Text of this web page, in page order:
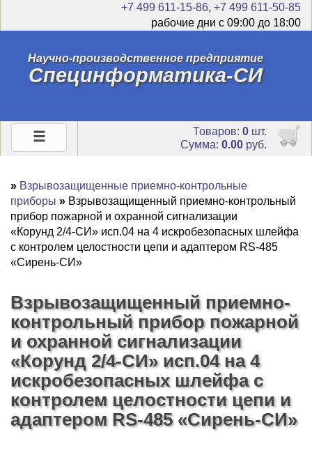
+7 499 611-15-86, +7 499 611-50-85
рабочие дни с 09:00 до 18:00
Научно-производственное предприятие
Специнформатика-СИ
Товаров: 0 шт.
Сумма: 0.00 руб.
» Взрывозащищенные приемно-контрольные
приборы » Взрывозащищенный приемно-контрольный
прибор пожарной и охранной сигнализации
«Корунд 2/4-СИ» исп.04 на 4 искробезопасных шлейфа
с контролем целостности цепи и адаптером RS-485
«Сирень-СИ»
Взрывозащищенный приемно-
контрольный прибор пожарной
и охранной сигнализации
«Корунд 2/4-СИ» исп.04 на 4
искробезопасных шлейфа с
контролем целостности цепи и
адаптером RS-485 «Сирень-СИ»